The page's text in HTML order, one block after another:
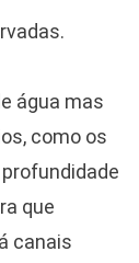
água mas
como os
que
canais